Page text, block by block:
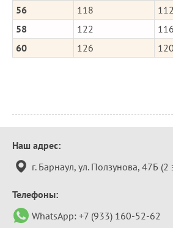
56
118
112
58
122
116
60
126 120
Контактная
информация
Наш адрес:
г. Барнаул, ул. Ползунова, 47Б (2
Телефоны:
WhatsApp: +7 (933) 160-52-62